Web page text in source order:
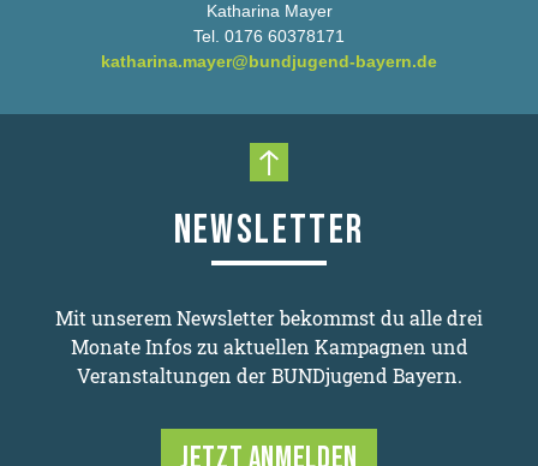
Katharina Mayer
Tel. 0176 60378171
katharina.mayer@bundjugend-bayern.de
Nach oben scrollen
NEWSLETTER
Mit unserem Newsletter bekommst du alle drei
Monate Infos zu aktuellen Kampagnen und
Veranstaltungen der BUNDjugend Bayern.